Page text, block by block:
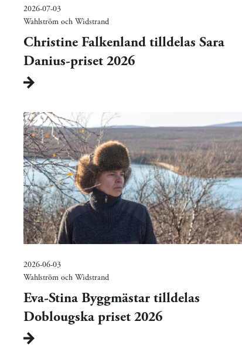
2026-07-03
Wahlström och Widstrand
Christine Falkenland tilldelas Sara
Danius-priset 2026
2026-06-03
Wahlström och Widstrand
Eva-Stina Byggmästar tilldelas
Doblougska priset 2026